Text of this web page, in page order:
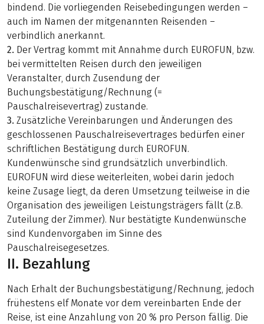
bindend. Die vorliegenden Reisebedingungen werden –
auch im Namen der mitgenannten Reisenden –
verbindlich anerkannt.
2. Der Vertrag kommt mit Annahme durch EUROFUN, bzw.
bei vermittelten Reisen durch den jeweiligen
Veranstalter, durch Zusendung der
Buchungsbestätigung/Rechnung (=
Pauschalreisevertrag) zustande.
3. Zusätzliche Vereinbarungen und Änderungen des
geschlossenen Pauschalreisevertrages bedürfen einer
schriftlichen Bestätigung durch EUROFUN.
Kundenwünsche sind grundsätzlich unverbindlich.
EUROFUN wird diese weiterleiten, wobei darin jedoch
keine Zusage liegt, da deren Umsetzung teilweise in die
Organisation des jeweiligen Leistungsträgers fällt (z.B.
Zuteilung der Zimmer). Nur bestätigte Kundenwünsche
sind Kundenvorgaben im Sinne des
Pauschalreisegesetzes.
II. Bezahlung
Nach Erhalt der Buchungsbestätigung/Rechnung, jedoch
frühestens elf Monate vor dem vereinbarten Ende der
Reise, ist eine Anzahlung von 20 % pro Person fällig. Die